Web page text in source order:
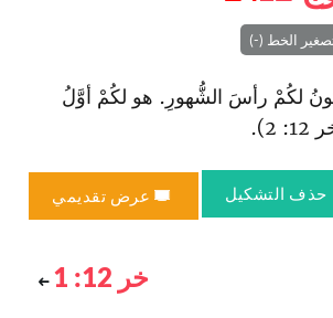
الخط (-)
لكُمْ رأسَ الشُّهورِ. هو لكُمْ أوَّلُ
حذف التشكيل عرض تقديمي
خر 12: 1